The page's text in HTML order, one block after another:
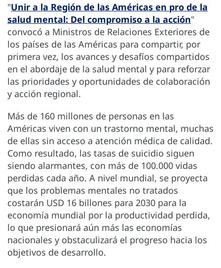
"Unir a la Región de las Américas en pro de la
salud mental: Del compromiso a la acción"
convocó a Ministros de Relaciones Exteriores de
los países de las Américas para compartir, por
primera vez, los avances y desafíos compartidos
en el abordaje de la salud mental y para reforzar
las prioridades y oportunidades de colaboración
y acción regional.
Más de 160 millones de personas en las
Américas viven con un trastorno mental, muchas
de ellas sin acceso a atención médica de calidad.
Como resultado, las tasas de suicidio siguen
siendo alarmantes, con más de 100.000 vidas
perdidas cada año. A nivel mundial, se proyecta
que los problemas mentales no tratados
costarán USD 16 billones para 2030 para la
economía mundial por la productividad perdida,
lo que presionará aún más las economías
nacionales y obstaculizará el progreso hacia los
objetivos de desarrollo.